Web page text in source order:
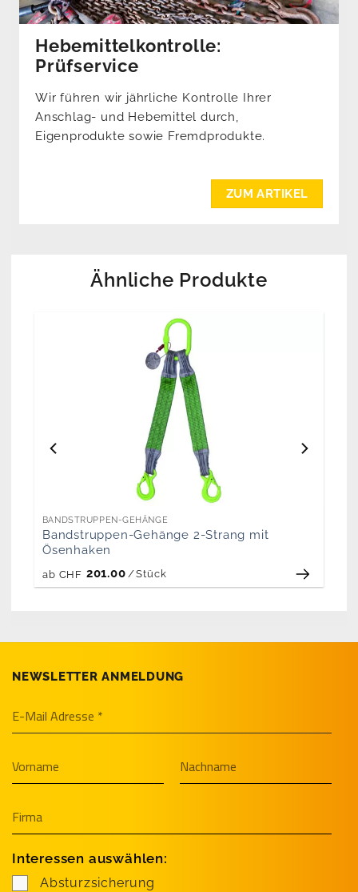
Hebemittelkontrolle:
Prüfservice
Wir führen wir jährliche Kontrolle Ihrer
Anschlag- und Hebemittel durch,
Eigenprodukte sowie Fremdprodukte.
ZUM ARTIKEL
Ähnliche Produkte
BANDSTRUPPEN-GEHÄNGE
Bandstruppen-Gehänge 2-Strang mit
Ösenhaken
ab CHF 201.00 /Stück
NEWSLETTER ANMELDUNG
Interessen auswählen:
Absturzsicherung